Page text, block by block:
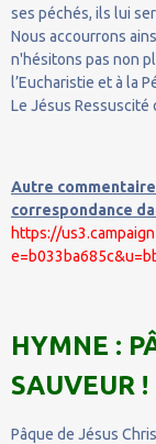
ses péchés, ils lui
Nous accourrons
n'hésitons pas non
l’Eucharistie et à la
Le Jésus Ressuscité
Autre
correspondance
https://
HYMNE :
SAUVEUR !
Pâque de Jésus